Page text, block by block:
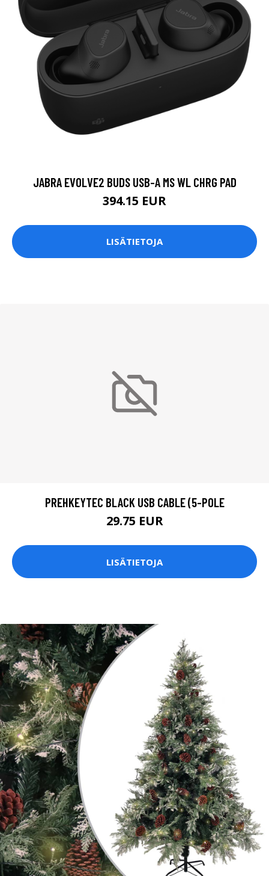
JABRA EVOLVE2 BUDS USB-A MS WL CHRG PAD
394.15 EUR
LISÄTIETOJA
PREHKEYTEC BLACK USB CABLE (5-POLE
29.75 EUR
LISÄTIETOJA